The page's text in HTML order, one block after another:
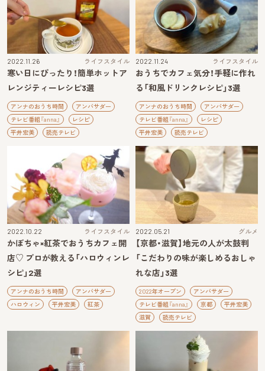
2022.11.26 ライフスタイル
寒い日にぴったり！簡単ホットア
レンジティーレシピ3選
アンナのおうち時間
アンバサダー
テレビ番組『anna』
レシピ
平井宏美
読売テレビ
2022.11.24 ライフスタイル
おうちでカフェ気分！手軽に作れ
る「和風ドリンクレシピ」3選
アンナのおうち時間
アンバサダー
テレビ番組『anna』
レシピ
平井宏美
読売テレビ
2022.10.22 ライフスタイル
かぼちゃ×紅茶でおうちカフェ開
店♡ プロが教える「ハロウィンレ
シピ」2選
アンナのおうち時間
アンバサダー
ハロウィン
平井宏美 紅茶
2022.05.21 グルメ
【京都・滋賀】地元の人が太鼓判
「こだわりの味が楽しめるおしゃ
れな店」3選
2022年オープン
アンバサダー
テレビ番組『anna』
京都
平井宏美
滋賀
読売テレビ